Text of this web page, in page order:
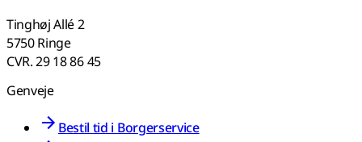
Tinghøj Allé 2
5750 Ringe
CVR. 29 18 86 45
Genveje
Bestil tid i Borgerservice